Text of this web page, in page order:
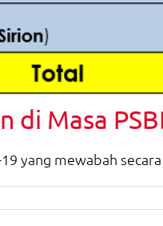
di Masa
yang mewabah